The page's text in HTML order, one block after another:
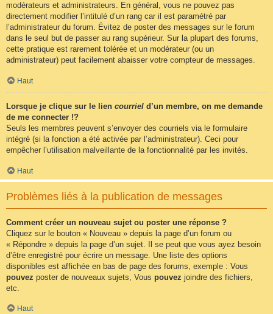
modérateurs et administrateurs. En général, vous ne pouvez pas
directement modifier l’intitulé d’un rang car il est paramétré par
l’administrateur du forum. Évitez de poster des messages sur le forum
dans le seul but de passer au rang supérieur. Sur la plupart des forums,
cette pratique est rarement tolérée et un modérateur (ou un
administrateur) peut facilement abaisser votre compteur de messages.
Haut
Lorsque je clique sur le lien courriel d’un membre, on me demande
de me connecter !?
Seuls les membres peuvent s’envoyer des courriels via le formulaire
intégré (si la fonction a été activée par l’administrateur). Ceci pour
empêcher l’utilisation malveillante de la fonctionnalité par les invités.
Haut
Problèmes liés à la publication de messages
Comment créer un nouveau sujet ou poster une réponse ?
Cliquez sur le bouton « Nouveau » depuis la page d’un forum ou
« Répondre » depuis la page d’un sujet. Il se peut que vous ayez besoin
d’être enregistré pour écrire un message. Une liste des options
disponibles est affichée en bas de page des forums, exemple : Vous
pouvez poster de nouveaux sujets, Vous pouvez joindre des fichiers,
etc.
Haut